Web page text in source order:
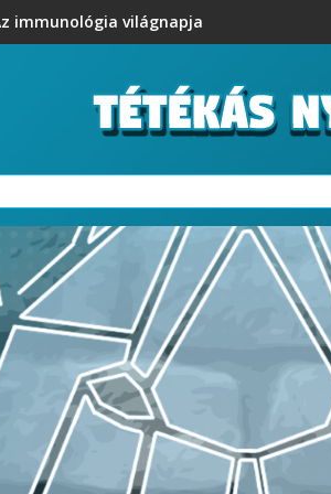
immunológia világnapja